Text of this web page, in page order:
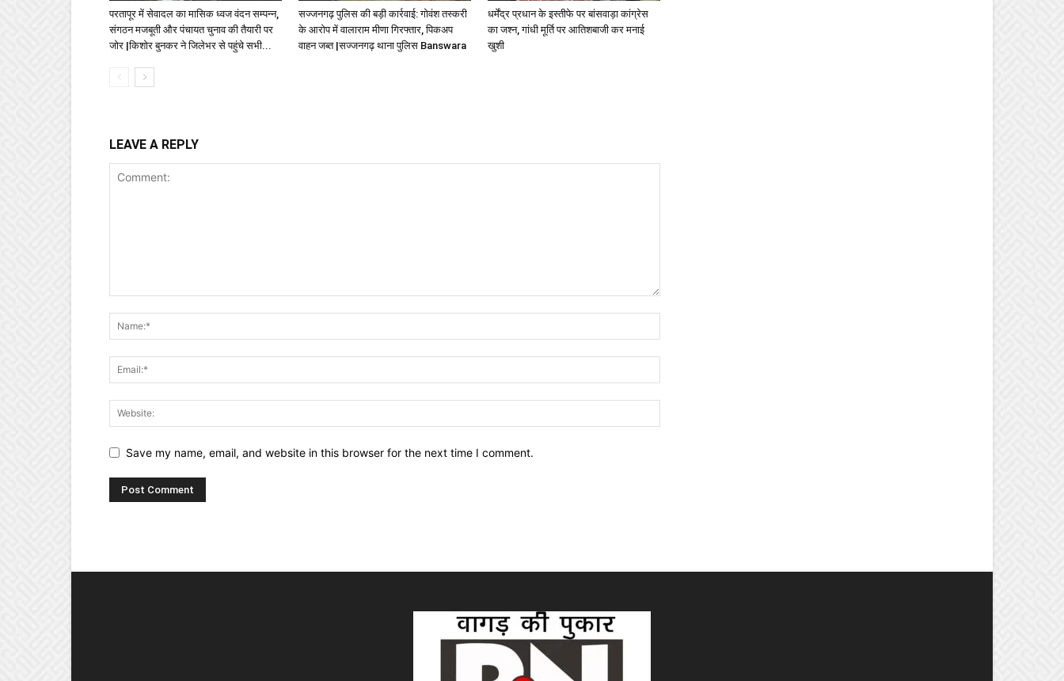
परतापूर में सेवादल का मासिक ध्वज वंदन सम्पन्न,
संगठन मजबूती और पंचायत चुनाव की तैयारी पर
जोर |किशोर बुनकर ने जिलेभर से पहुंचे सभी...
सज्जनगढ़ पुलिस की बड़ी कार्रवाई: गोवंश तस्करी
के आरोप में वालाराम मीणा गिरफ्तार, पिकअप
वाहन जब्त |सज्जनगढ़ थाना पुलिस Banswara
धर्मेंद्र प्रधान के इस्तीफे पर बांसवाड़ा कांग्रेस
का जश्न, गांधी मूर्ति पर आतिशबाजी कर मनाई
खुशी
LEAVE A REPLY
Save my name, email, and website in this browser for the next time I comment.